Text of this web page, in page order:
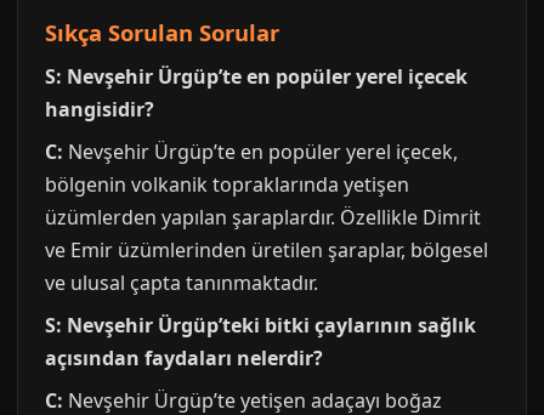
Sıkça Sorulan Sorular
S: Nevşehir Ürgüp’te en popüler yerel içecek
hangisidir?
C: Nevşehir Ürgüp’te en popüler yerel içecek,
bölgenin volkanik topraklarında yetişen
üzümlerden yapılan şaraplardır. Özellikle Dimrit
ve Emir üzümlerinden üretilen şaraplar, bölgesel
ve ulusal çapta tanınmaktadır.
S: Nevşehir Ürgüp’teki bitki çaylarının sağlık
açısından faydaları nelerdir?
C: Nevşehir Ürgüp’te yetişen adaçayı boğaz